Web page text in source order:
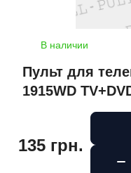
В наличии
Пульт для
1915WD
135 грн.